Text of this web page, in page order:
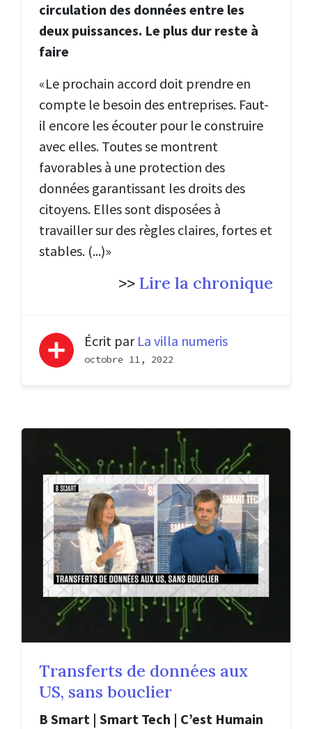
circulation des données entre les
deux puissances. Le plus dur reste à
faire
«Le prochain accord doit prendre en
compte le besoin des entreprises. Faut-
il encore les écouter pour le construire
avec elles. Toutes se montrent
favorables à une protection des
données garantissant les droits des
citoyens. Elles sont disposées à
travailler sur des règles claires, fortes et
stables. (...)»
>> Lire la chronique
Écrit par La villa numeris
octobre 11, 2022
Transferts de données aux
US, sans bouclier
B Smart | Smart Tech | C’est Humain